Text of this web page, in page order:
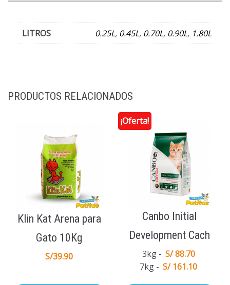
LITROS 0.25L, 0.45L, 0.70L, 0.90L, 1.80L
PRODUCTOS RELACIONADOS
Klin Kat Arena para
Gato 10Kg
S/39.90
¡Oferta!
Canbo Initial
Development Cach
3kg
S/ 88.70
7kg
S/ 161.10